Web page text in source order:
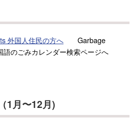
外国人住民の方へ Garbage
のごみカレンダー検索ページへ
1月〜12月)